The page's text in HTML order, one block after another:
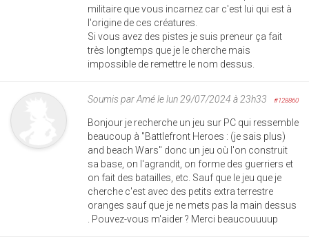
militaire que vous incarnez car c'est lui qui est à
l'origine de ces créatures.
Si vous avez des pistes je suis preneur ça fait
très longtemps que je le cherche mais
impossible de remettre le nom dessus.
Soumis parAméle lun 29/07/2024 à 23h33 #128860
Bonjour je recherche un jeu sur PC qui ressemble
beaucoup à "Battlefront Heroes : (je sais plus)
and beach Wars" donc un jeu où l'on construit
sa base, on l'agrandit, on forme des guerriers et
on fait des batailles, etc. Sauf que le jeu que je
cherche c'est avec des petits extra terrestre
oranges sauf que je ne mets pas la main dessus
. Pouvez-vous m'aider ? Merci beaucouuuup